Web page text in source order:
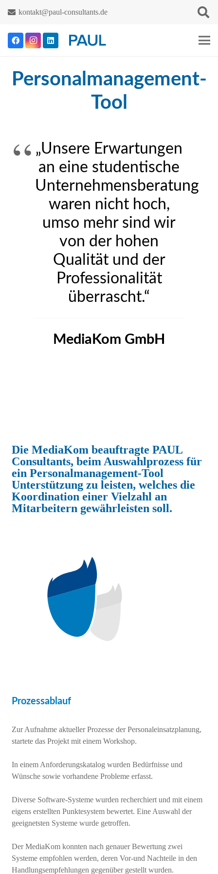
kontakt@paul-consultants.de
Personalmanagement-
Tool
„Unsere Erwartungen
an eine studentische
Unternehmensberatung
waren nicht hoch,
umso mehr sind wir
von der hohen
Qualität und der
Professionalität
überrascht.“
MediaKom GmbH
Die MediaKom beauftragte PAUL
Consultants, beim Auswahlprozess für
ein Personalmanagement-Tool
Unterstützung zu leisten, welches die
Koordination einer Vielzahl an
Mitarbeitern gewährleisten soll.
Prozessablauf
Zur Aufnahme aktueller Prozesse der Personaleinsatzplanung,
startete das Projekt mit einem Workshop.
In einem Anforderungskatalog wurden Bedürfnisse und
Wünsche sowie vorhandene Probleme erfasst.
Diverse Software-Systeme wurden recherchiert und mit einem
eigens erstellten Punktesystem bewertet. Eine Auswahl der
geeignetsten Systeme wurde getroffen.
Der MediaKom konnten nach genauer Bewertung zwei
Systeme empfohlen werden, deren Vor-und Nachteile in den
Handlungsempfehlungen gegenüber gestellt wurden.